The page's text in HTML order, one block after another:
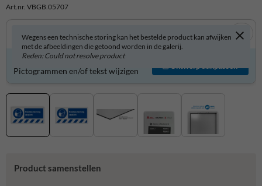
Art.nr. VBGB.05707
Wegens een technische storing kan het bestelde product kan afwijken
met de afbeeldingen die getoond worden in de galerij.
Reden: Could not resolve product
Veiligheidsbord zelf aanpassen?
Pictogrammen en/of tekst wijzigen
Ontwerp aanpassen
Product samenstellen